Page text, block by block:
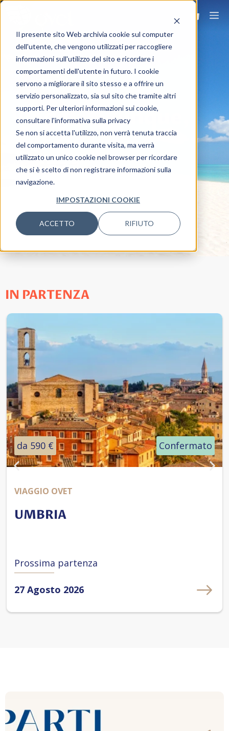
Il presente sito Web archivia cookie sul computer
dell'utente, che vengono utilizzati per raccogliere
informazioni sull'utilizzo del sito e ricordare i
comportamenti dell'utente in futuro. I cookie
servono a migliorare il sito stesso e a offrire un
servizio personalizzato, sia sul sito che tramite altri
supporti. Per ulteriori informazioni sui cookie,
consultare l'informativa sulla privacy
Se non si accetta l'utilizzo, non verrà tenuta traccia
del comportamento durante visita, ma verrà
utilizzato un unico cookie nel browser per ricordare
che si è scelto di non registrare informazioni sulla
navigazione.
IMPOSTAZIONI COOKIE
ACCETTO RIFIUTO
Viaggia ovunque,
viaggia Ovet.
IN PARTENZA
da 590 € Confermato
VIAGGIO OVET
UMBRIA
Prossima partenza
27 Agosto 2026